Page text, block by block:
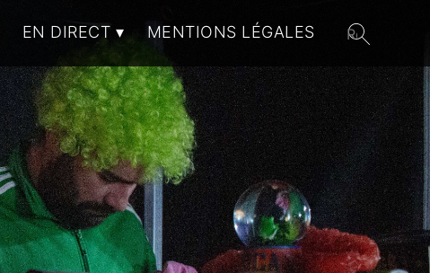
EN DIRECT MENTIONS LÉGALES